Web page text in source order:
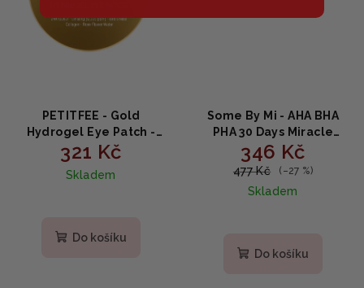
PETITFEE - Gold
Hydrogel Eye Patch -
Hydrogelová maska na
oči s 24karátovým
zlatem, 60 náplastí
321 Kč
Skladem
Do košíku
Some By Mi - AHA BHA
PHA 30 Days Miracle
Cream - Hydratační a
zklidňující krém 60g
346 Kč
477 Kč (–27 %)
Skladem
Do košíku